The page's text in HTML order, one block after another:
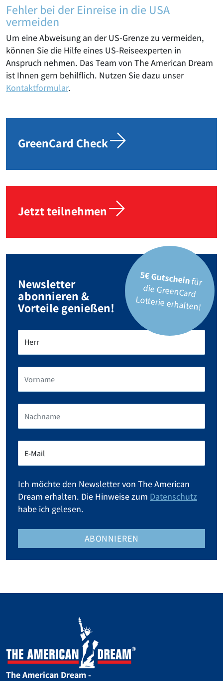
Fehler bei der Einreise in die USA
vermeiden
Um eine Abweisung an der US-Grenze zu vermeiden,
können Sie die Hilfe eines US-Reiseexperten in
Anspruch nehmen. Das Team von The American Dream
ist Ihnen gern behilflich. Nutzen Sie dazu unser
Kontaktformular.
GreenCard Check
Jetzt teilnehmen
Newsletter
abonnieren &
Vorteile genießen!
5€ Gutscheinfür
die GreenCard
Lotterie erhalten!
Ich möchte den Newsletter von The American
Dream erhalten. Die Hinweise zum Datenschutz
habe ich gelesen.
ABONNIEREN
The American Dream -